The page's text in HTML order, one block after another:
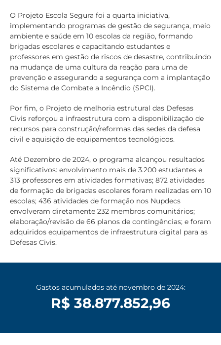
O Projeto Escola Segura foi a quarta iniciativa,
implementando programas de gestão de segurança, meio
ambiente e saúde em 10 escolas da região, formando
brigadas escolares e capacitando estudantes e
professores em gestão de riscos de desastre, contribuindo
na mudança de uma cultura da reação para uma de
prevenção e assegurando a segurança com a implantação
do Sistema de Combate a Incêndio (SPCI).
Por fim, o Projeto de melhoria estrutural das Defesas
Civis reforçou a infraestrutura com a disponibilização de
recursos para construção/reformas das sedes da defesa
civil e aquisição de equipamentos tecnológicos.
Até Dezembro de 2024, o programa alcançou resultados
significativos: envolvimento mais de 3.200 estudantes e
313 professores em atividades formativas; 872 atividades
de formação de brigadas escolares foram realizadas em 10
escolas; 436 atividades de formação nos Nupdecs
envolveram diretamente 232 membros comunitários;
elaboração/revisão de 66 planos de contingências; e foram
adquiridos equipamentos de infraestrutura digital para as
Defesas Civis.
Gastos acumulados até novembro de 2024:
R$ 38.877.852,96